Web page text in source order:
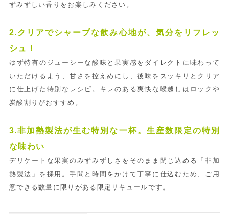
ずみずしい香りをお楽しみください。
2.クリアでシャープな飲み心地が、気分をリフレッ
シュ！
ゆず特有のジューシーな酸味と果実感をダイレクトに味わって
いただけるよう、甘さを控えめにし、後味をスッキリとクリア
に仕上げた特別なレシピ。キレのある爽快な喉越しはロックや
炭酸割りがおすすめ。
3.非加熱製法が生む特別な一杯。生産数限定の特別
な味わい
デリケートな果実のみずみずしさをそのまま閉じ込める「非加
熱製法」を採用。手間と時間をかけて丁寧に仕込むため、ご用
意できる数量に限りがある限定リキュールです。